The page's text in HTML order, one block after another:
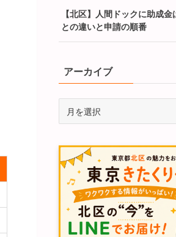
【北区】人間ドックに助成
との違いと申請の順番
アーカイブ
イ
ブ